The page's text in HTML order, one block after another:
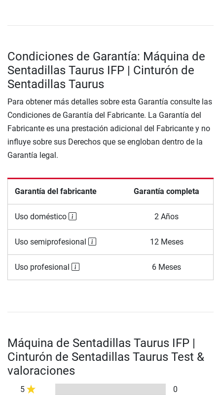
Condiciones de Garantía: Máquina de
Sentadillas Taurus IFP | Cinturón de
Sentadillas Taurus
Para obtener más detalles sobre esta Garantía consulte las
Condiciones de Garantía del Fabricante. La Garantía del
Fabricante es una prestación adicional del Fabricante y no
influye sobre sus Derechos que se engloban dentro de la
Garantía legal.
Garantía del fabricante Garantía completa
Uso doméstico 2 Años
Uso semiprofesional 12 Meses
Uso profesional 6 Meses
Máquina de Sentadillas Taurus IFP |
Cinturón de Sentadillas Taurus Test &
valoraciones
5
0